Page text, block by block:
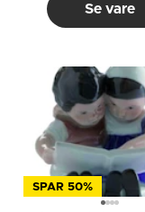
Se vare
SPAR 50%